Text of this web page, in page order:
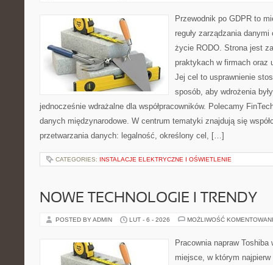
Przewodnik po GDPR to
reguły zarządzania
życie RODO. Strona jest
praktykach w firmach oraz
Jej cel to usprawnienie
sposób, aby wdrożenia
jednocześnie wdrażalne dla współpracowników. Polecamy
danych międzynarodowe. W centrum tematyki znajdują się
przetwarzania danych: legalność, określony cel, […]
CATEGORIES: INSTALACJE ELEKTRYCZNE I OŚWIETLENIE
NOWE TECHNOLOGIE I TRENDY
POSTED BY ADMIN LUT - 6 - 2026 MOŻLIWOŚĆ
Pracownia napraw
miejsce, w którym